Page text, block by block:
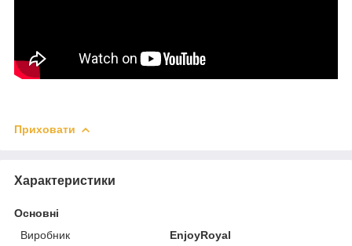
Приховати
Характеристики
Основні
Виробник
EnjoyRoyal